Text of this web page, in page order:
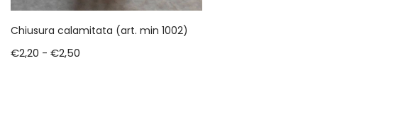
Chiusura calamitata (art. min 1002)
€2,20 - €2,50